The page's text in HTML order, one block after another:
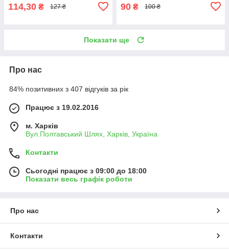
114,30 ₴ 127 ₴ 90 ₴ 100 ₴
Показати ще
Про нас
84% позитивних з 407 відгуків за рік
Працює з 19.02.2016
м. Харків
Вул.Полтавський Шлях, Харків, Україна
Контакти
Сьогодні працює з 09:00 до 18:00
Показати весь графік роботи
Про нас
Контакти